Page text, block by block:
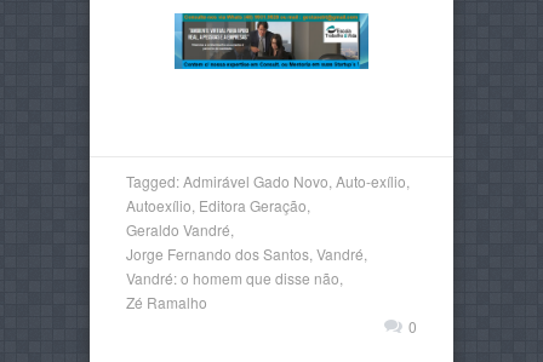
Tagged:Admirável Gado Novo Auto-exílio
Autoexílio Editora Geração
Geraldo Vandré
Jorge Fernando dos Santos Vandré
Vandré: o homem que disse não
Zé Ramalho
0